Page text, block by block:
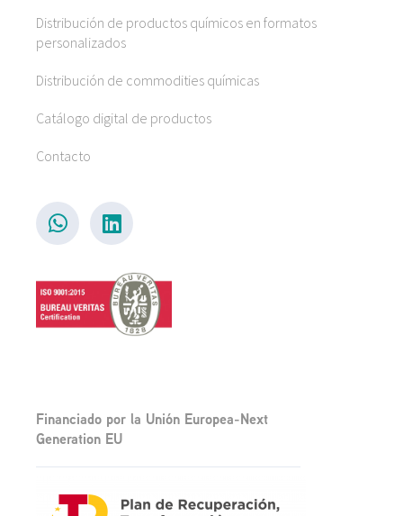
Distribución de productos químicos en formatos
personalizados
Distribución de commodities químicas
Catálogo digital de productos
Contacto
Financiado por la Unión Europea-Next
Generation EU